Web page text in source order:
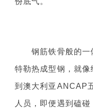
钢筋铁骨般的一体
特勒热成型钢，就像
到澳大利亚ANCAP
人员，即便遇到磕